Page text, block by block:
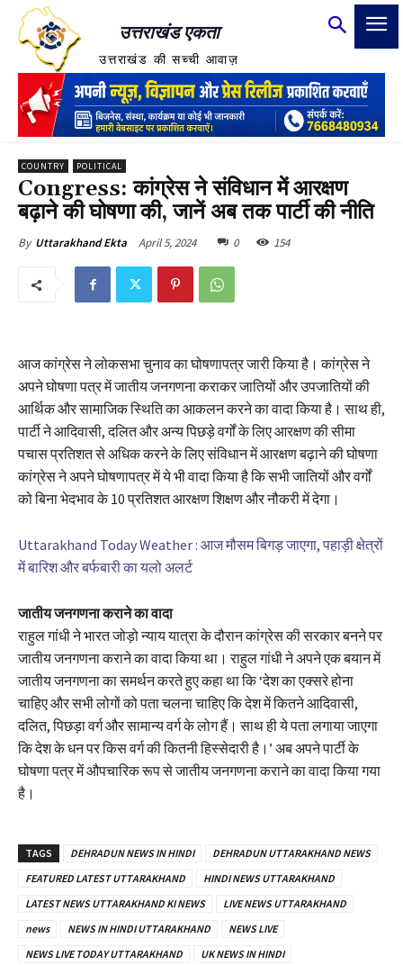
उत्तराखंड एकता
उत्तराखंड की सच्ची आवाज़
COUNTRY POLITICAL
Congress: कांग्रेस ने संविधान में आरक्षण
बढ़ाने की घोषणा की, जानें अब तक पार्टी की नीति
By Uttarakhand Ekta April 5, 2024 0 154
आज कांग्रेस ने लोकसभा चुनाव का घोषणापत्र जारी किया है। कांग्रेस ने
अपने घोषणा पत्र में जातीय जनगणना कराकर जातियों और उपजातियों की
आर्थिक और सामाजिक स्थिति का आकलन करने का वादा किया है। साथ ही,
पार्टी ने आदिवासी, दलित और अन्य पिछड़े वर्गों के लिए आरक्षण की सीमा
पचास प्रतिशत से अधिक करने के लिए संविधान में आरक्षण बढ़ाने की घोषणा
कांग्रेस ने अपने घोषणापत्र में ये भी वादा किया है कि सभी जातियों और वर्गों
को बिना भेदभाव के 10 प्रतिशत आरक्षण शिक्षण और नौकरी में देगा।
Uttarakhand Today Weather : आज मौसम बिगड़ जाएगा, पहाड़ी क्षेत्रों
में बारिश और बर्फबारी का यलो अलर्ट
जातीय जनगणना कराने का वादा
राहुल गांधी ने भारत जोड़ो न्याय यात्रा के दौरान कांग्रेस की सरकार बनने पर
जातीय जनगणना कराने का वादा किया था। राहुल गांधी ने अपने एक बयान में
जातीय जनगणना का समर्थन करते हुए कहा था कि ‘देश का एक्सरे होना
चाहिए और सभी लोगों को पता चलना चाहिए कि देश में कितने आदिवासी,
दलित, पिछड़ा वर्ग और सामान्य वर्ग के लोग हैं। साथ ही ये पता लगाया जाएगा
कि देश के धन पर किस वर्ग की कितनी हिस्सेदारी है।’ अब अपने पार्टी के
घोषणा पत्र में औपचारिक रूप से जातीय जनगणना कराने का वादा किया गया
है।
TAGS DEHRADUN NEWS IN HINDI
DEHRADUN UTTARAKHAND NEWS
FEATURED LATEST UTTARAKHAND
HINDI NEWS UTTARAKHAND
LATEST NEWS UTTARAKHAND KI NEWS
LIVE NEWS UTTARAKHAND
news
NEWS IN HINDI UTTARAKHAND
NEWS LIVE
NEWS LIVE TODAY UTTARAKHAND
UK NEWS IN HINDI